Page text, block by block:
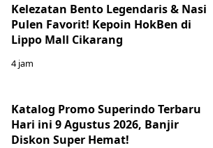
Kelezatan Bento Legendaris & Nasi
Pulen Favorit! Kepoin HokBen di
Lippo Mall Cikarang
4 jam
Katalog Promo Superindo Terbaru
Hari ini 9 Agustus 2026, Banjir
Diskon Super Hemat!